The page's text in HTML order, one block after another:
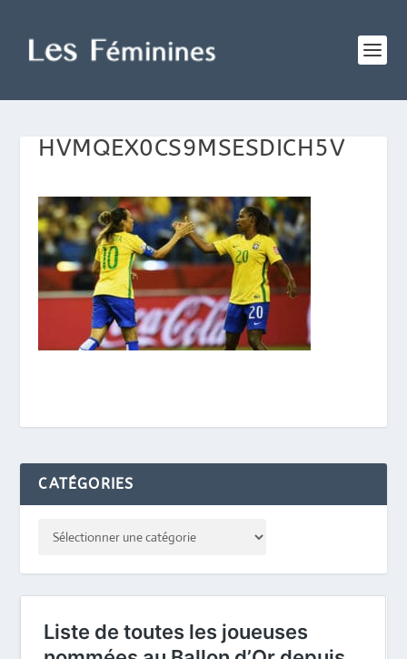
HVMQEX0CS9MSESDICH5V
CATÉGORIES